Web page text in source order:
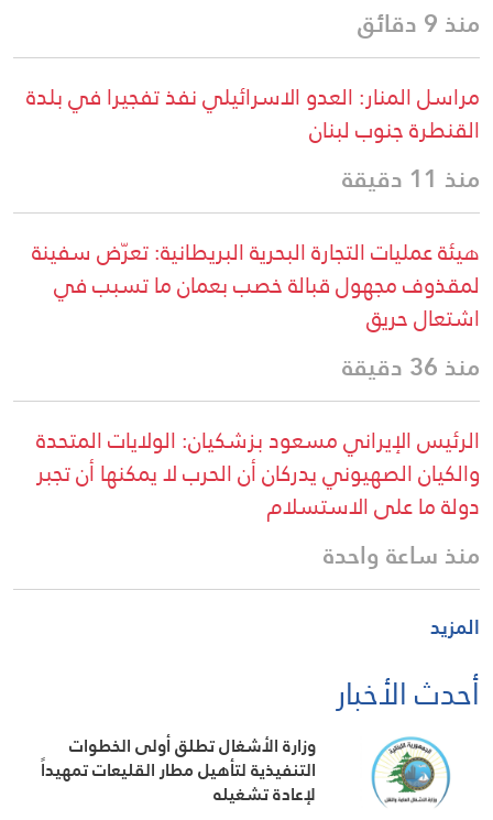
منذ 9 دقائق
مراسل المنار: العدو الاسرائيلي نفذ تفجيرا في بلدة
القنطرة جنوب لبنان
منذ 11 دقيقة
هيئة عمليات التجارة البحرية البريطانية: تعرّض سفينة
لمقذوف مجهول قبالة خصب بعمان ما تسبب في
اشتعال حريق
منذ 36 دقيقة
الرئيس الإيراني مسعود بزشكيان: الولايات المتحدة
والكيان الصهيوني يدركان أن الحرب لا يمكنها أن تجبر
دولة ما على الاستسلام
منذ ساعة واحدة
المزيد
أحدث الأخبار
وزارة الأشغال تطلق أولى الخطوات
التنفيذية لتأهيل مطار القليعات تمهيداً
لإعادة تشغيله